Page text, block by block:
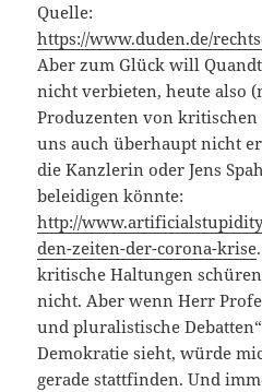
Quelle:
https://www.duden.de/
Aber zum Glück will
nicht verbieten, heute also
Produzenten von
uns auch überhaupt nicht
die Kanzlerin oder Jens
beleidigen könnte:
http://
den-zeiten-der-corona-krise
kritische Haltungen
nicht. Aber wenn Herr
und pluralistische
Demokratie sieht, würde
gerade stattfinden. Und